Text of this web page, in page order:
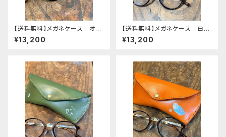
【送料無料】メガネケース オカ
メインコ ぽわん シリーズ
ネイビー タータンチェック 栃
¥13,200
【送料無料】メガネケース 白文
鳥 Brown ブラウン 文鳥
ぶんちょう 栃木レザー
¥13,200